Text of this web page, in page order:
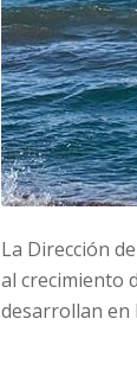
La Dirección
al crecimiento
desarrollan en